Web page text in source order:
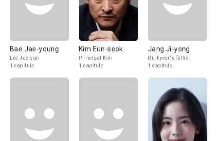
Bae Jae-young
Lee Jae-yun
1 capítulo
Kim Eun-seok
Principal Kim
1 capítulo
Jang Ji-yong
Du-hyeon's father
1 capítulo